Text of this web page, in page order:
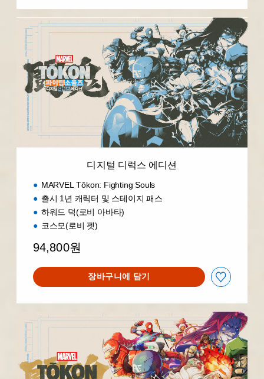
럭
디지털 디럭스 에디션
MARVEL Tōkon: Fighting Souls
출시 1년 캐릭터 및 스테이지 패스
하워드 덕(로비 아바타)
코스모(로비 펫)
94,800원
장바구니에 담기
디
션